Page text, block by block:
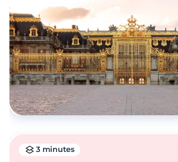
3 minutes